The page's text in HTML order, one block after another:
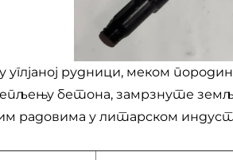
рудници, меком
бетона, замрзнуте
радовима у литарском